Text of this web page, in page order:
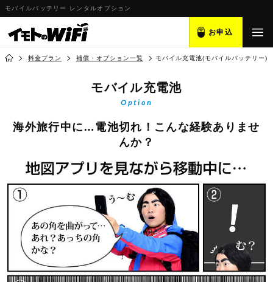
モバイルバッテリー レンタルオプション
お申込
料金プラン 補償・オプション一覧 モバイル充電池(モバイルバッテリー)
モバイル充電池
Option
海外旅行中に…電池切れ！こんな経験ありませ
んか？